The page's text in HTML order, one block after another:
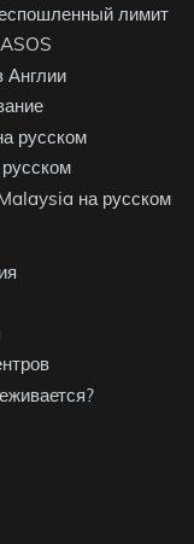
лимит
Англии
русском
на русском